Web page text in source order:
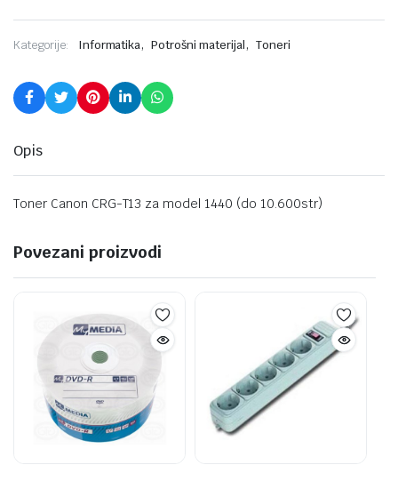
Kategorije: Informatika, Potrošni materijal, Toneri
Opis
Toner Canon CRG-T13 za model 1440 (do 10.600str)
Povezani proizvodi